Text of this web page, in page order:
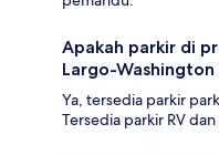
Apakah parkir di
Largo-Washington
Ya, tersedia parkir
Tersedia parkir RV